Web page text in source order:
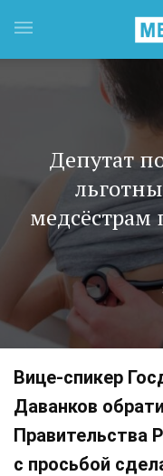
Депутат
медсёстрам
Вице-спикер
Даванков
Правительства
с просьбой